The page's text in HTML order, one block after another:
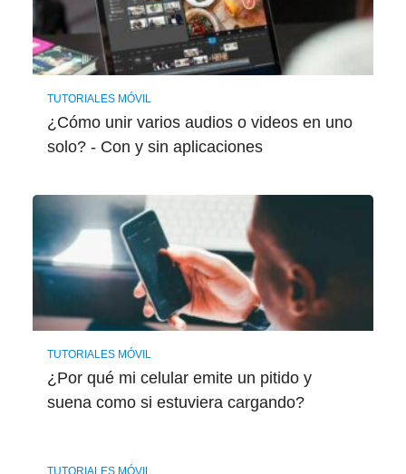
TUTORIALES MÓVIL
¿Cómo unir varios audios o videos en uno
solo? - Con y sin aplicaciones
TUTORIALES MÓVIL
¿Por qué mi celular emite un pitido y
suena como si estuviera cargando?
TUTORIALES MÓVIL